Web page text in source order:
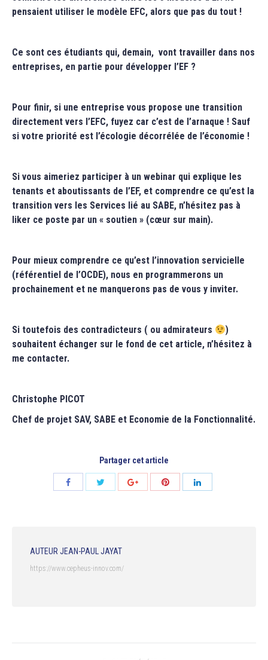
pensaient utiliser le modèle EFC, alors que pas du tout !
Ce sont ces étudiants qui, demain, vont travailler dans nos
entreprises, en partie pour développer l’EF ?
Pour finir, si une entreprise vous propose une transition
directement vers l’EFC, fuyez car c’est de l’arnaque ! Sauf
si votre priorité est l’écologie décorrélée de l’économie !
Si vous aimeriez participer à un webinar qui explique les
tenants et aboutissants de l’EF, et comprendre ce qu’est la
transition vers les Services lié au SABE, n’hésitez pas à
liker ce poste par un « soutien » (cœur sur main).
Pour mieux comprendre ce qu’est l’innovation servicielle
(référentiel de l’OCDE), nous en programmerons un
prochainement et ne manquerons pas de vous y inviter.
Si toutefois des contradicteurs ( ou admirateurs
)
souhaitent échanger sur le fond de cet article, n’hésitez à
me contacter.
Christophe PICOT
Chef de projet SAV, SABE et Economie de la Fonctionnalité.
Partager cet article
AUTEURJEAN-PAUL JAYAT
https://www.cepheus-innov.com/
NAVIGATION